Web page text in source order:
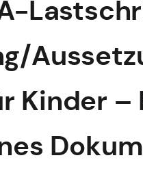
Kinder –